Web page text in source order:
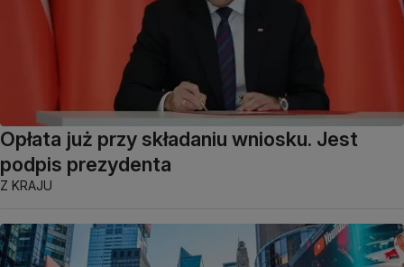
Opłata już przy składaniu wniosku. Jest
podpis prezydenta
Z KRAJU